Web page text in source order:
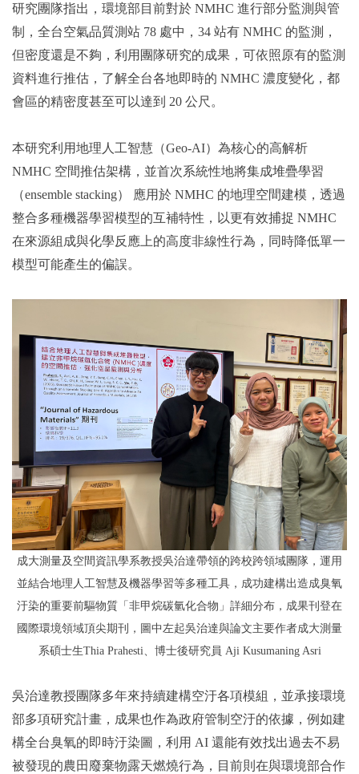
研究團隊指出，環境部目前對於 NMHC 進行部分監測與管
制，全台空氣品質測站 78 處中，34 站有 NMHC 的監測，
但密度還是不夠，利用團隊研究的成果，可依照原有的監測
資料進行推估，了解全台各地即時的 NMHC 濃度變化，都
會區的精密度甚至可以達到 20 公尺。
本研究利用地理人工智慧（Geo-AI）為核心的高解析
NMHC 空間推估架構，並首次系統性地將集成堆疊學習
（ensemble stacking） 應用於 NMHC 的地理空間建模，透過
整合多種機器學習模型的互補特性，以更有效捕捉 NMHC
在來源組成與化學反應上的高度非線性行為，同時降低單一
模型可能產生的偏誤。
成大測量及空間資訊學系教授吳治達帶領的跨校跨領域團隊，運用
並結合地理人工智慧及機器學習等多種工具，成功建構出造成臭氧
汙染的重要前驅物質「非甲烷碳氫化合物」詳細分布，成果刊登在
國際環境領域頂尖期刊，圖中左起吳治達與論文主要作者成大測量
系碩士生Thia Prahesti、博士後研究員 Aji Kusumaning Asri
吳治達教授團隊多年來持續建構空汙各項模組，並承接環境
部多項研究計畫，成果也作為政府管制空汙的依據，例如建
構全台臭氧的即時汙染圖，利用 AI 還能有效找出過去不易
被發現的農田廢棄物露天燃燒行為，目前則在與環境部合作